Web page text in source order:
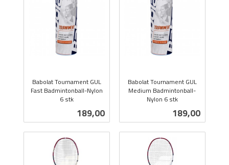
Babolat Tournament GUL
Fast Badmintonball-Nylon
6 stk
Pris
189,00
Babolat Tournament GUL
Medium Badmintonball-
Nylon 6 stk
Pris
189,00